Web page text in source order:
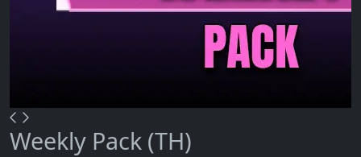
Weekly Pack (TH)